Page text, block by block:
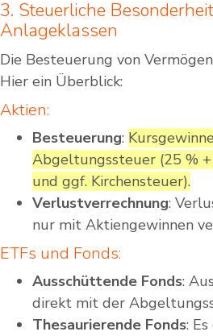
3. Steuerliche
Anlageklassen
Die Besteuerung von
Hier ein Überblick:
Aktien:
Besteuerung:
Abgeltungssteuer (25 %
und ggf. Kirchensteuer).
Verlustverrechnung:
nur mit Aktiengewinnen
ETFs und Fonds:
Ausschüttende Fonds:
direkt mit der
Thesaurierende Fonds: